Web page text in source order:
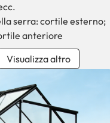
serra: cortile esterno;
anteriore
Visualizza altro